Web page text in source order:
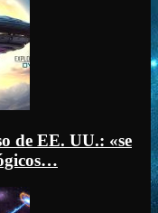
de EE. UU.: «se